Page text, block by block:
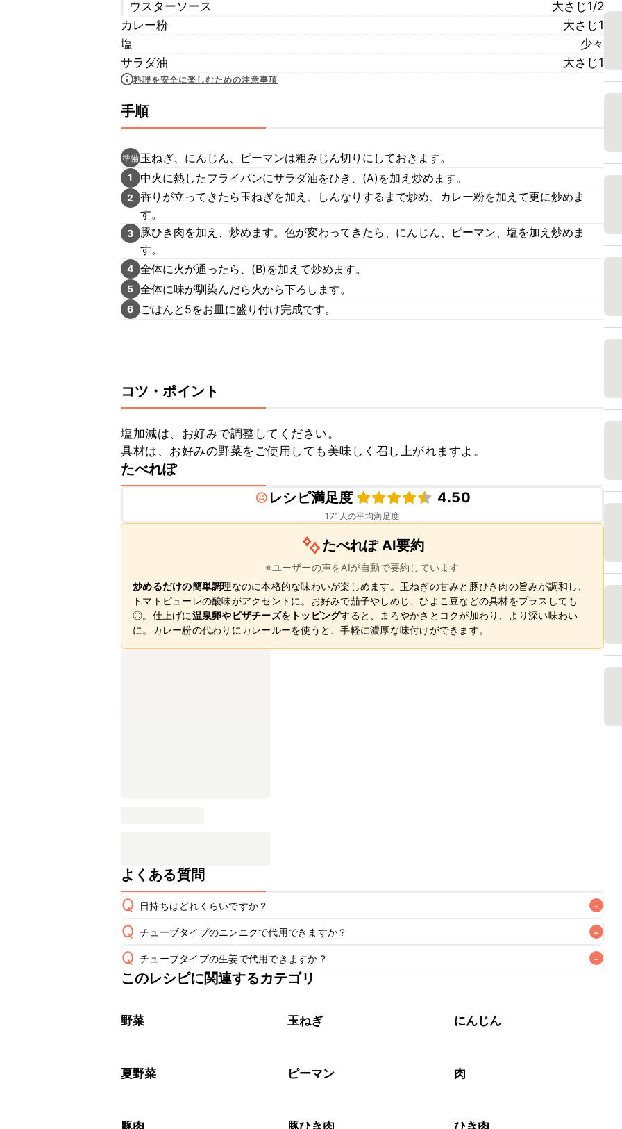
ウスターソース
大さじ1/2
カレー粉
大さじ1
塩
少々
サラダ油
大さじ1
料理を安全に楽しむための注意事項
手順
準備 玉ねぎ、にんじん、ピーマンは粗みじん切りにしておきます。
1 中火に熱したフライパンにサラダ油をひき、(A)を加え炒めます。
2
香りが立ってきたら玉ねぎを加え、しんなりするまで炒め、カレー粉を加えて更に炒めま
す。
3
豚ひき肉を加え、炒めます。色が変わってきたら、にんじん、ピーマン、塩を加え炒めま
す。
4 全体に火が通ったら、(B)を加えて炒めます。
5 全体に味が馴染んだら火から下ろします。
6 ごはんと5をお皿に盛り付け完成です。
コツ・ポイント
塩加減は、お好みで調整してください。
具材は、お好みの野菜をご使用しても美味しく召し上がれますよ。
たべれぽ
レシピ満足度
4.50
171 人の平均満足度
たべれぽ AI要約
※ユーザーの声をAIが自動で要約しています
炒めるだけの簡単調理なのに本格的な味わいが楽しめます。玉ねぎの甘みと豚ひき肉の旨みが調和し、
トマトピューレの酸味がアクセントに。お好みで茄子やしめじ、ひよこ豆などの具材をプラスしても
◎。仕上げに温泉卵やピザチーズをトッピングすると、まろやかさとコクが加わり、より深い味わい
に。カレー粉の代わりにカレールーを使うと、手軽に濃厚な味付けができます。
よくある質問
Q 日持ちはどれくらいですか？ +
A
保存期間は冷蔵で翌日中が目安です。なるべくお早めにお召し上がりください。
※日持ちは目安です。こちら
Q チューブタイプのニンニクで代用できますか？ +
A チューブタイプのニンニクを使用してもお作りいただけます。レシピと同量を目安に加え、お好み
Q チューブタイプの生姜で代用できますか？ +
チューブタイプの生姜を使用してもお作りいただけます。レシピと同量を目安に加え、お好みの風
このレシピに関連するカテゴリ
野菜 玉ねぎ にんじん
夏野菜 ピーマン 肉
豚肉 豚ひき肉 ひき肉